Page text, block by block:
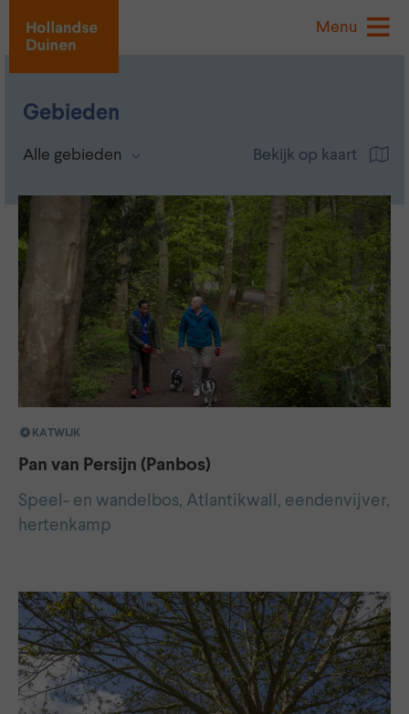
Menu
Gebieden
Alle gebieden Bekijk op kaart
KATWIJK
Pan van Persijn (Panbos)
Speel- en wandelbos, Atlantikwall, eendenvijver,
hertenkamp